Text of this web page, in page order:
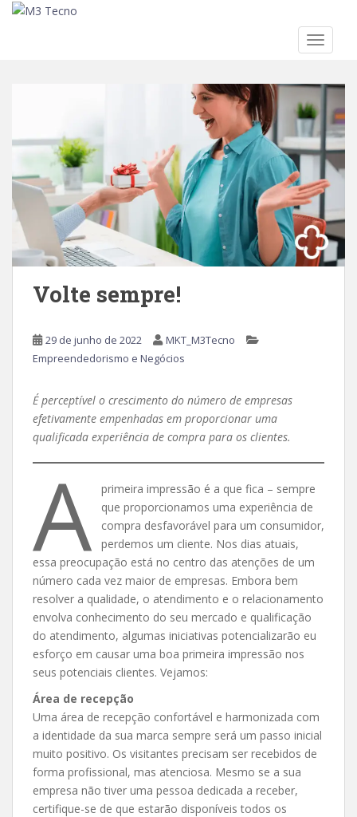
Volte sempre!
29 de junho de 2022
MKT_M3Tecno
Empreendedorismo e Negócios
É perceptível o crescimento do número de empresas
efetivamente empenhadas em proporcionar uma
qualificada experiência de compra para os clientes.
A
primeira impressão é a que fica – sempre
que proporcionamos uma experiência de
compra desfavorável para um consumidor,
perdemos um cliente. Nos dias atuais,
essa preocupação está no centro das atenções de um
número cada vez maior de empresas. Embora bem
resolver a qualidade, o atendimento e o relacionamento
envolva conhecimento do seu mercado e qualificação
do atendimento, algumas iniciativas potencializarão eu
esforço em causar uma boa primeira impressão nos
seus potenciais clientes. Vejamos:
Área de recepção
Uma área de recepção confortável e harmonizada com
a identidade da sua marca sempre será um passo inicial
muito positivo. Os visitantes precisam ser recebidos de
forma profissional, mas atenciosa. Mesmo se a sua
empresa não tiver uma pessoa dedicada a receber,
certifique-se de que estarão disponíveis todos os